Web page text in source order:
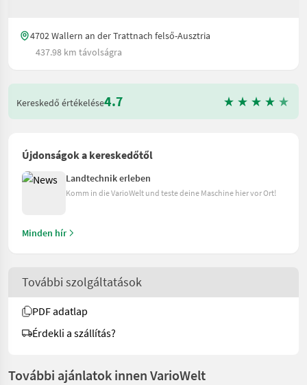
4702 Wallern an der Trattnach felső-Ausztria
437.98 km távolságra
Kereskedő értékelése4.7
Újdonságok a kereskedőtől
Landtechnik erleben
Komm in die VarioWelt und teste deine Maschine hier vor Ort!
Minden hír
További szolgáltatások
PDF adatlap
Érdekli a szállítás?
További ajánlatok innen VarioWelt